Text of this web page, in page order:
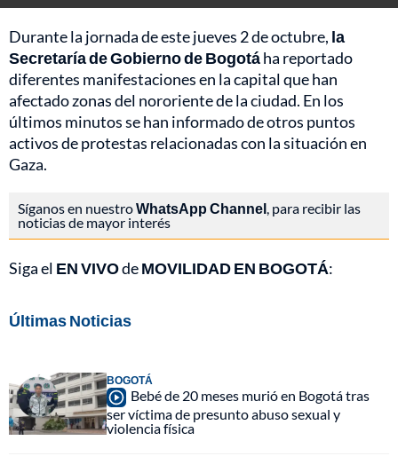
Durante la jornada de este jueves 2 de octubre, la
Secretaría de Gobierno de Bogotáha reportado
diferentes manifestaciones en la capital que han
afectado zonas del nororiente de la ciudad. En los
últimos minutos se han informado de otros puntos
activos de protestas relacionadas con la situación en
Gaza.
Síganos en nuestroWhatsApp Channel, para recibir las
noticias de mayor interés
Siga el EN VIVOdeMOVILIDAD EN BOGOTÁ:
Últimas Noticias
BOGOTÁ
Bebé de 20 meses murió en Bogotá tras
ser víctima de presunto abuso sexual y
violencia física